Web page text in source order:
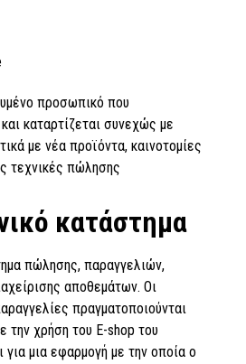
προσωπικό που
καταρτίζεται συνεχώς με
με νέα προϊόντα, καινοτομίες
τεχνικές πώλησης
κατάστηµα
πώλησης, παραγγελιών,
αποθεµάτων. Οι
πραγµατοποιούνται
την χρήση του E-shop του
για µια εφαρµογή µε την οποία ο